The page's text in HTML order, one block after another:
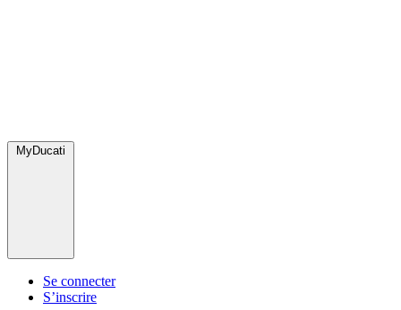
MyDucati
Se connecter
S’inscrire